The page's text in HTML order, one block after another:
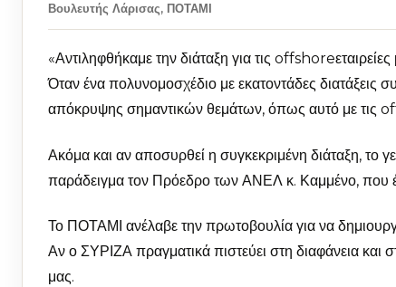
Βουλευτής Λάρισας, ΠΟΤΑΜΙ
«Αντιληφθήκαμε την διάταξη για τις
Όταν ένα πολυνομοσχέδιο με εκατοντάδες διατάξεις
απόκρυψης σημαντικών θεμάτων, όπως αυτό με τις
Ακόμα και αν αποσυρθεί η συγκεκριμένη διάταξη, το
παράδειγμα τον Πρόεδρο των ΑΝΕΛ κ. Καμμένο, που
Το ΠΟΤΑΜΙ ανέλαβε την πρωτοβουλία για να
Αν ο ΣΥΡΙΖΑ πραγματικά πιστεύει στη διαφάνεια και
μας.